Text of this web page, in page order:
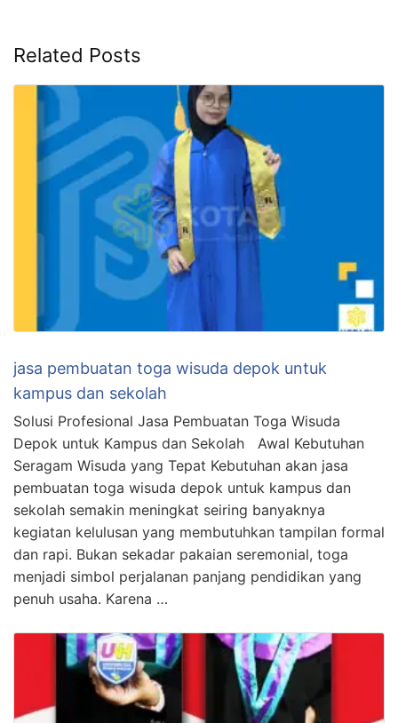
Related Posts
jasa pembuatan toga wisuda depok untuk
kampus dan sekolah
Solusi Profesional Jasa Pembuatan Toga Wisuda
Depok untuk Kampus dan Sekolah Awal Kebutuhan
Seragam Wisuda yang Tepat Kebutuhan akan jasa
pembuatan toga wisuda depok untuk kampus dan
sekolah semakin meningkat seiring banyaknya
kegiatan kelulusan yang membutuhkan tampilan formal
dan rapi. Bukan sekadar pakaian seremonial, toga
menjadi simbol perjalanan panjang pendidikan yang
penuh usaha. Karena …